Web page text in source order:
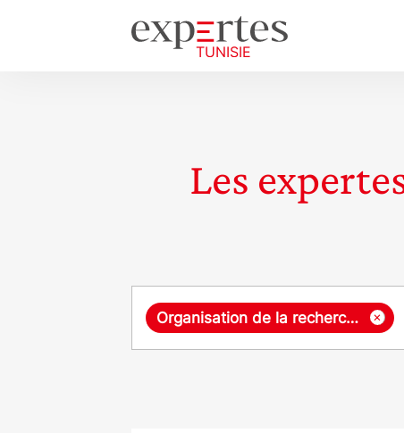
Les
Requête ×
Organisation de la recherche